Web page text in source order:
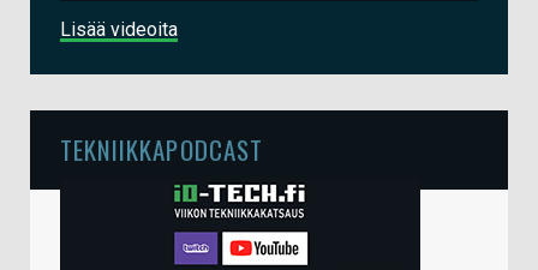
Lisää videoita
TEKNIIKKAPODCAST